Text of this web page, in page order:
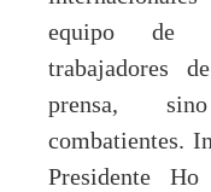
equipo de
trabajadores
prensa,
combatientes.
Presidente